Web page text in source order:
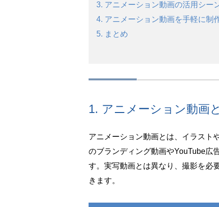
3. アニメーション動画の活用シー
4. アニメーション動画を手軽に制
5. まとめ
1. アニメーション動画
アニメーション動画とは、イラスト
のブランディング動画やYouTube広
す。実写動画とは異なり、撮影を必
きます。